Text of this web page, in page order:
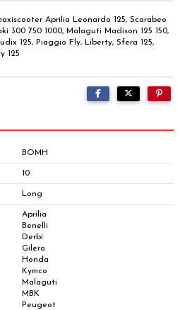
Aprilia Leonardo 125, Scarabeo
300 750 1000, Malaguti Madison 125 150,
125, Piaggio Fly, Liberty, Sfera 125,
125
BOMH
10
Long
Aprilia
Benelli
Derbi
Gilera
Honda
Kymco
Malaguti
MBK
Peugeot